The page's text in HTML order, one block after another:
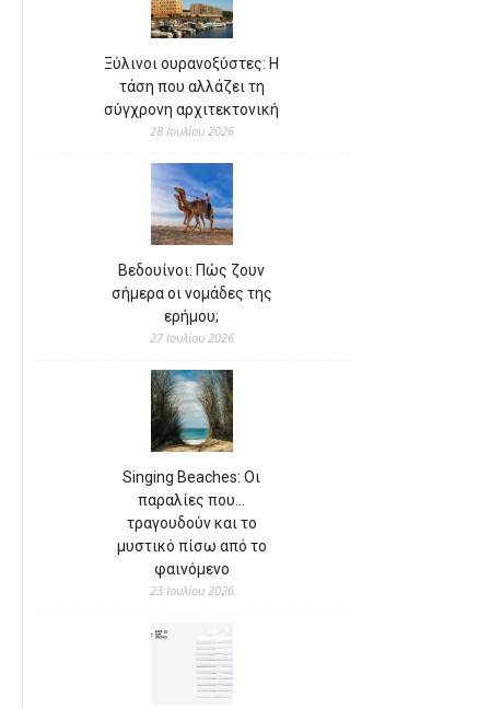
Ξύλινοι ουρανοξύστες: Η
τάση που αλλάζει τη
σύγχρονη αρχιτεκτονική
28 Ιουλίου 2026
Βεδουίνοι: Πώς ζουν
σήμερα οι νομάδες της
ερήμου;
27 Ιουλίου 2026
Singing Beaches: Οι
παραλίες που…
τραγουδούν και το
μυστικό πίσω από το
φαινόμενο
23 Ιουλίου 2026